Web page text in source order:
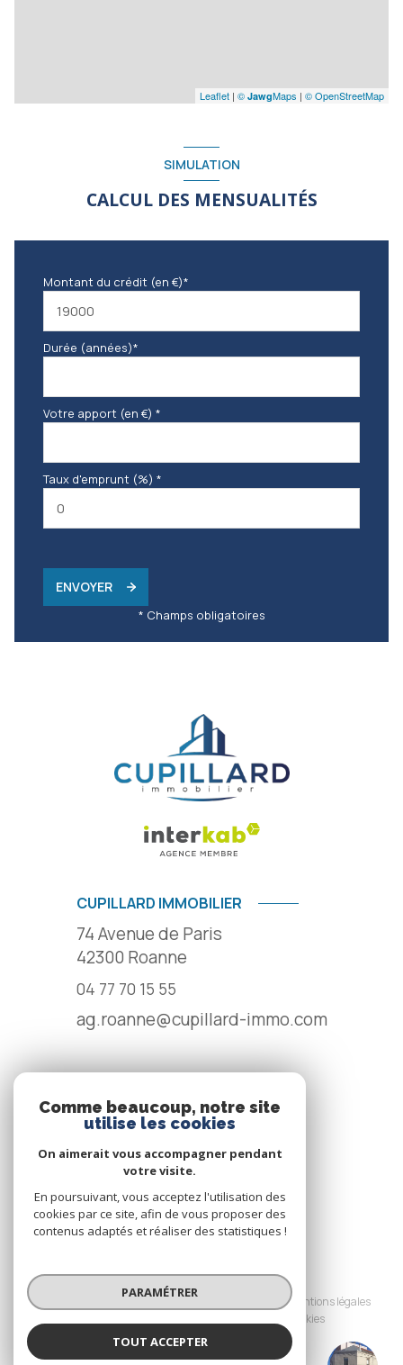
Leaflet | © JawgMaps | © OpenStreetMap
SIMULATION
CALCUL DES MENSUALITÉS
Montant du crédit (en €)*
Durée (années)*
Votre apport (en €) *
Taux d'emprunt (%) *
ENVOYER
* Champs obligatoires
CUPILLARD IMMOBILIER
CUPILLARD IMMOBILIER
74 Avenue de Paris
42300 Roanne
04 77 70 15 55
ag.roanne@cupillard-immo.com
NOUS SUIVRE
© 2026 | Tous droits réservés
Nos honoraires
Nos partenaires
Mentions légales
Cookies
Comme beaucoup, notre site
utilise les cookies
On aimerait vous accompagner pendant
votre visite.
En poursuivant, vous acceptez l'utilisation des
cookies par ce site, afin de vous proposer des
contenus adaptés et réaliser des statistiques !
PARAMÉTRER
TOUT ACCEPTER